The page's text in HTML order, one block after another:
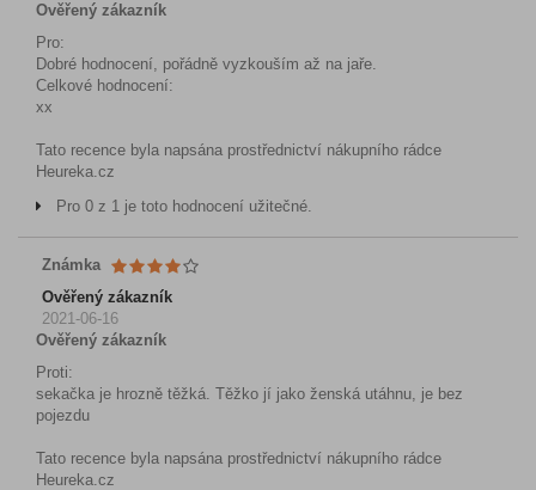
Ověřený zákazník
Pro:
Dobré hodnocení, pořádně vyzkouším až na jaře.
Celkové hodnocení:
xx
Tato recence byla napsána prostřednictví nákupního rádce
Heureka.cz
Pro 0 z 1 je toto hodnocení užitečné.
Známka
Ověřený zákazník
2021-06-16
Ověřený zákazník
Proti:
sekačka je hrozně těžká. Těžko jí jako ženská utáhnu, je bez
pojezdu
Tato recence byla napsána prostřednictví nákupního rádce
Heureka.cz